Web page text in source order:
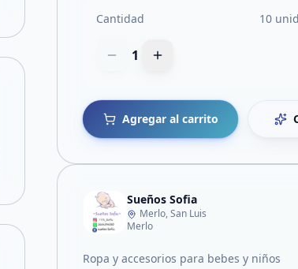
Cantidad 10
1
Agregar al carrito
Sueños Sofia
Merlo, San Luis
Merlo
Ropa y accesorios para bebes y niños